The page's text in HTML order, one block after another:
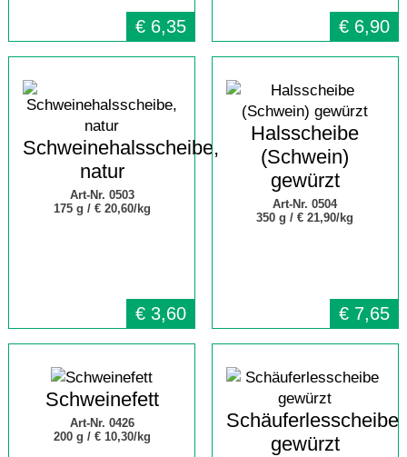
€ 6,35 € 6,90
Schweinehalsscheibe,
natur
Art-Nr. 0503
175 g / € 20,60/kg
€ 3,60
Halsscheibe
(Schwein)
gewürzt
Art-Nr. 0504
350 g /€ 21,90/kg
€ 7,65
Schweinefett
Art-Nr. 0426
200 g / € 10,30/kg
Schäuferlesscheibe
gewürzt